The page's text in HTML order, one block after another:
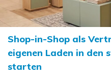
Shop-in-Shop als
eigenen Laden in den
starten